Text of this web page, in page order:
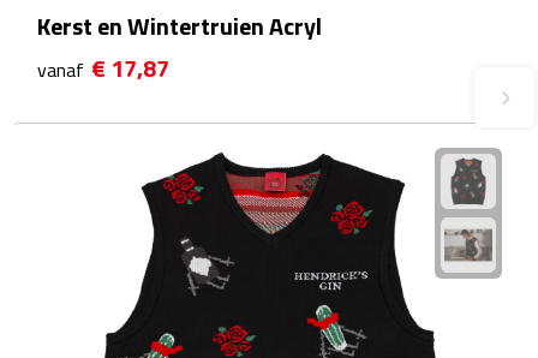
Drinkwaren
Drinkbekers
Plastic bekers
Kerst en Wintertruien Acryl
vanaf € 17,87